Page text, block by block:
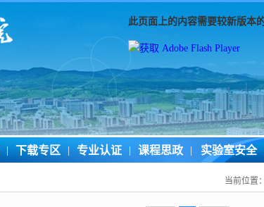
此页面上的内容需要较新版本
| 下载专区 | 专业认证 | 课程思政 | 实验室安全
当前位置：